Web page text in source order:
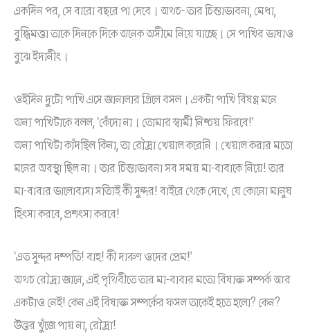
একদিন পর, সে বারো বছরে পা দেবে। অথচ- তার চিন্তাভাবনা, মেধা,
বুদ্ধিমত্তা তাকে দিনকে দিকে অনেক অসীমে নিয়ে যাচ্ছে। সে পাখির ভাষাও
বুঝে ইদানীং।
ওইদিন দুটো পাখি এসে জানালার গ্রিলে বসল। একটা পাখি বিষণ্ণ মনে
অন্য পাখিটাকে বলল, ‘কেঁদো না। তোমার স্বামী নিশ্চয় ফিরবে!’
অন্য পাখিটা কাঁদছিল কিনা, তা রৌদ্রা খেয়াল করেনি। খেয়াল করার মতো
মনের অবস্থা ছিল না। তার চিন্তাভাবনা সব সময় মা-বাবাকে নিয়ে! তার
মা-বাবার ভালোবাসা সত্যিই কী সুন্দর! বাইরে থেকে দেখে, যে কোনো মানুষ
হিংসা করবে, প্রশংসা করবে!
‘এত সুন্দর দম্পতি! বাহ! কী দারুণ ওদের প্রেম!’
অথচ রৌদ্রা জানে, এই পৃথিবীতে তার মা-বাবার মতো বিষাক্ত সম্পর্ক আর
একটাও নেই! কেন এই বিষাক্ত সম্পর্কের ফসল তাকেই হতে হলো? কেন?
উত্তর খুঁজে পায় না, রৌদ্রা!